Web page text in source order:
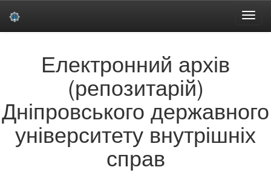
Електронний архів
(репозитарій)
Дніпровського державного
університету внутрішніх
справ